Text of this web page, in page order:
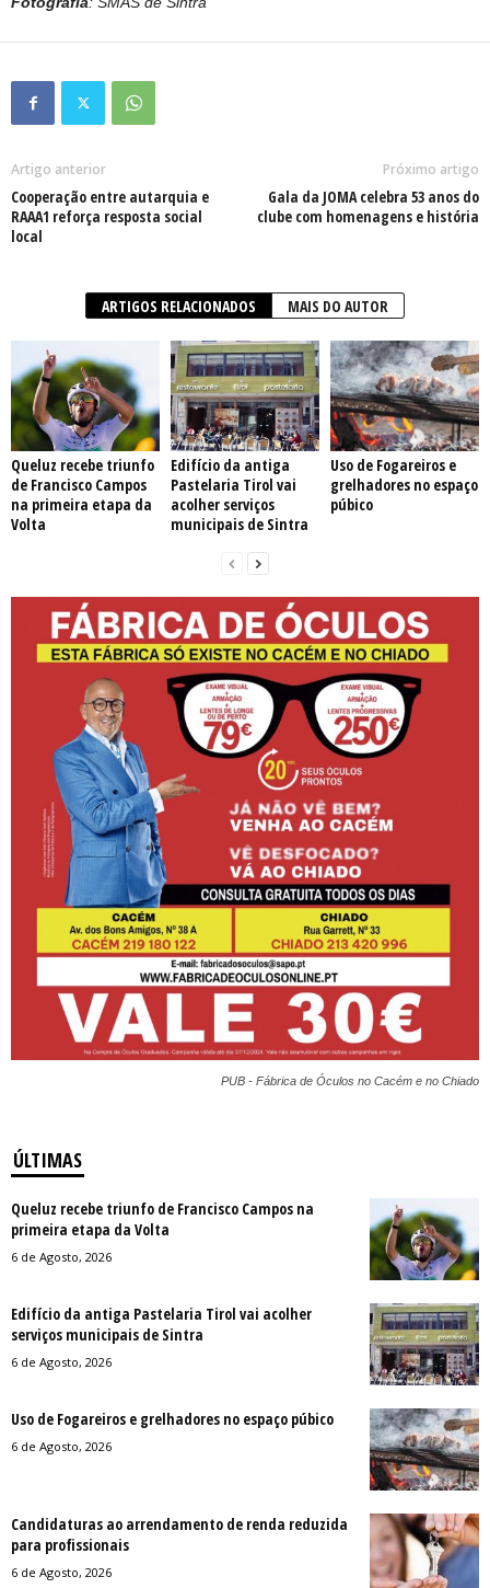
Artigo anterior
Cooperação entre autarquia e
RAAA1 reforça resposta social
local
Próximo artigo
Gala da JOMA celebra 53 anos do
clube com homenagens e história
ARTIGOS RELACIONADOS MAIS DO AUTOR
Queluz recebe triunfo
de Francisco Campos
na primeira etapa da
Volta
Edifício da antiga
Pastelaria Tirol vai
acolher serviços
municipais de Sintra
Uso de Fogareiros e
grelhadores no espaço
púbico
PUB - Fábrica de Óculos no Cacém e no Chiado
ÚLTIMAS
Queluz recebe triunfo de Francisco Campos na
primeira etapa da Volta
6 de Agosto, 2026
Edifício da antiga Pastelaria Tirol vai acolher
serviços municipais de Sintra
6 de Agosto, 2026
Uso de Fogareiros e grelhadores no espaço púbico
6 de Agosto, 2026
Candidaturas ao arrendamento de renda reduzida
para profissionais
6 de Agosto, 2026